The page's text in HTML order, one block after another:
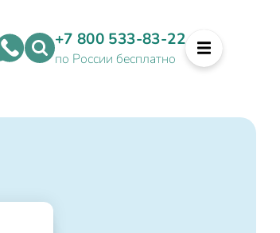
+7 800 533-83-22
по России бесплатно